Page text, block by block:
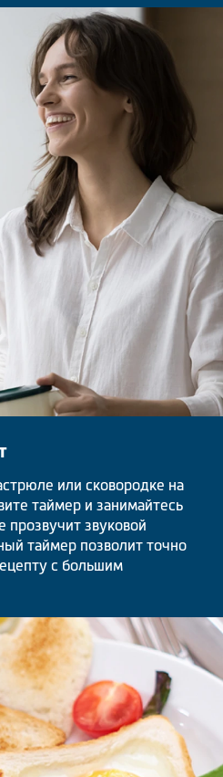
или сковородке на
таймер и занимайтесь
прозвучит звуковой
таймер позволит точно
с большим